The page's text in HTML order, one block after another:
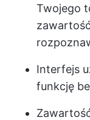
Twojego
Interfejs
funkcję